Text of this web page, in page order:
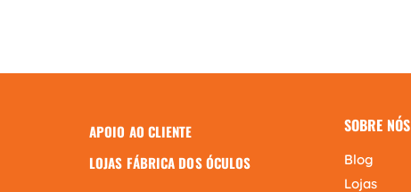
APOIO AO CLIENTE
LOJAS FÁBRICA DOS ÓCULOS
SOBRE NÓS
Blog
Lojas